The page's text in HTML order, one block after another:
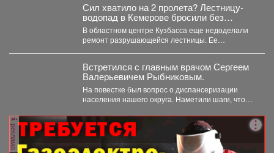
Сил хватило на 2 пролета? Лестницу-
водопад в Кемерове бросили без
ремонта
В областном центре Кузбасса еще недоделали
ремонт разрушающейся лестницы. Ее
Встретился с главным врачом Сергеем
Валерьевичем Рыбниковым.
На повестке был вопрос о диспансеризации
населения нашего округа. Наметили шаги, чтобы
реклама